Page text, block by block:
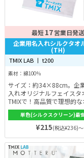
最短17営業日発送
企業用名入れシルクタオ
(TH)
TMIX LAB 丨 t200
素材：綿100％
サイズ：約34×88cm。企
入れオリジナルフェイスタ
TMIXで！高品質で理想的な
ルフェイスタオルを製作で
手触りがいい毛足で、使い
こだわっています。イベン
ルティにもおすすめ！
単色(シルクスクリーン)最
¥215(税込¥236)～